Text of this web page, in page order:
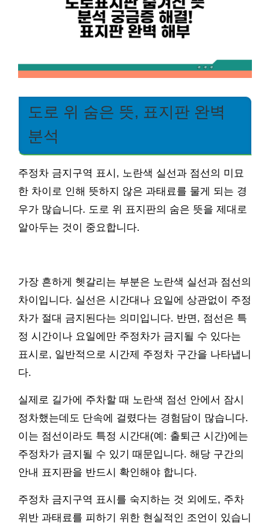
도로 위 숨은 뜻, 표지판 완벽
분석
주정차 금지구역 표시, 노란색 실선과 점선의 미묘
한 차이로 인해 뜻하지 않은 과태료를 물게 되는 경
우가 많습니다. 도로 위 표지판의 숨은 뜻을 제대로
알아두는 것이 중요합니다.
가장 흔하게 헷갈리는 부분은 노란색 실선과 점선의
차이입니다. 실선은 시간대나 요일에 상관없이 주정
차가 절대 금지된다는 의미입니다. 반면, 점선은 특
정 시간이나 요일에만 주정차가 금지될 수 있다는
표시로, 일반적으로 시간제 주정차 구간을 나타냅니
다.
실제로 길가에 주차할 때 노란색 점선 안에서 잠시
정차했는데도 단속에 걸렸다는 경험담이 많습니다.
이는 점선이라도 특정 시간대(예: 출퇴근 시간)에는
주정차가 금지될 수 있기 때문입니다. 해당 구간의
안내 표지판을 반드시 확인해야 합니다.
주정차 금지구역 표시를 숙지하는 것 외에도, 주차
위반 과태료를 피하기 위한 현실적인 조언이 있습니